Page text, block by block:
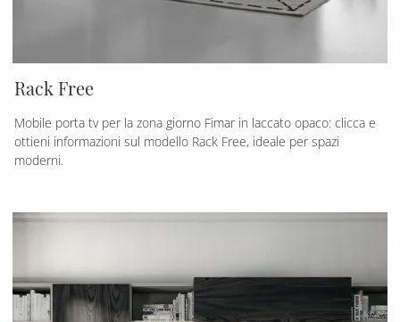
Rack Free
Mobile porta tv per la zona giorno Fimar in laccato opaco: clicca e
ottieni informazioni sul modello Rack Free, ideale per spazi
moderni.